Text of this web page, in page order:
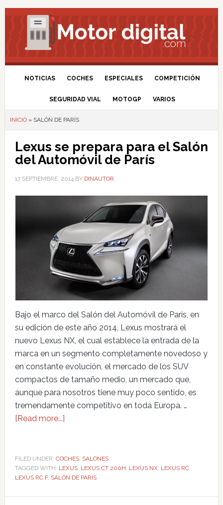
NOTICIAS COCHES ESPECIALES COMPETICIÓN
SEGURIDAD VIAL MOTOGP VARIOS
INICIO» SALÓN DE PARÍS
Lexus se prepara para el Salón
del Automóvil de París
17 SEPTIEMBRE, 2014BY DINAUTOR
Bajo el marco del Salón del Automóvil de París, en
su edición de este año 2014, Lexus mostrará el
nuevo Lexus NX, el cual establece la entrada de la
marca en un segmento completamente novedoso y
en constante evolución, el mercado de los SUV
compactos de tamaño medio, un mercado que,
aunque para nosotros tiene muy poco sentido, es
tremendamente competitivo en toda Europa. …
[Read more...]
FILED UNDER: COCHES, SALONES
TAGGED WITH: LEXUS, LEXUS CT 200H LEXUS NX, LEXUS RC,
LEXUS RC F, SALÓN DE PARÍS